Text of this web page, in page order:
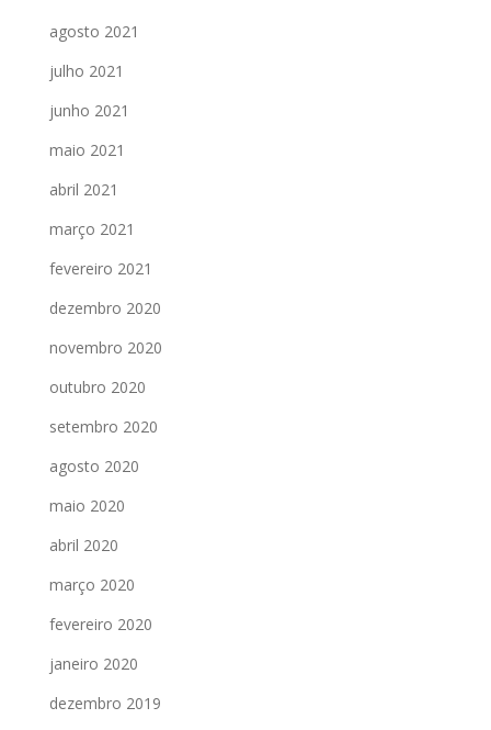
agosto 2021
julho 2021
junho 2021
maio 2021
abril 2021
março 2021
fevereiro 2021
dezembro 2020
novembro 2020
outubro 2020
setembro 2020
agosto 2020
maio 2020
abril 2020
março 2020
fevereiro 2020
janeiro 2020
dezembro 2019